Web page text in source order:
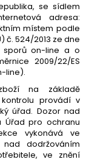
se sídlem
adresa:
místem podle
č. 524/2013 ze dne
sporů on-line a o
2009/22/ES
line).
na základě
kontrolu provádí v
úřad. Dozor nad
Úřad pro ochranu
vykonává ve
dodržováním
ve znění